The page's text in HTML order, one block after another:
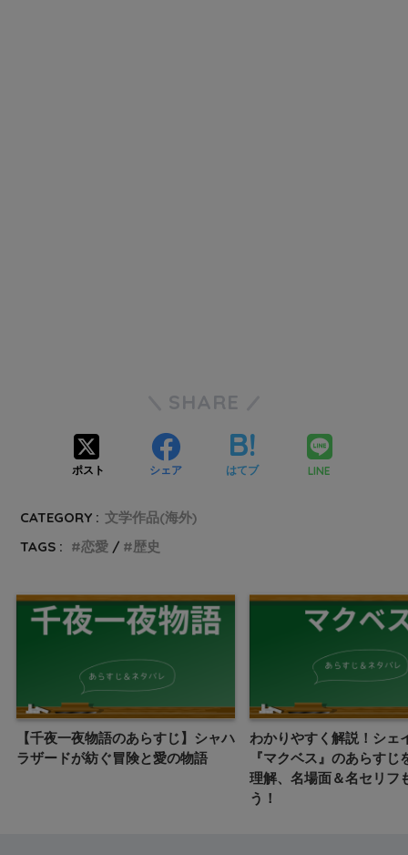
SHARE
ポスト シェア はてブ LINE
CATEGORY : 文学作品(海外)
TAGS :
恋愛 歴史
【千夜一夜物語のあらすじ】シャハ
ラザードが紡ぐ冒険と愛の物語
わかりやすく解説！シェ
『マクベス』のあらすじ
理解、名場面＆名セリフ
う！